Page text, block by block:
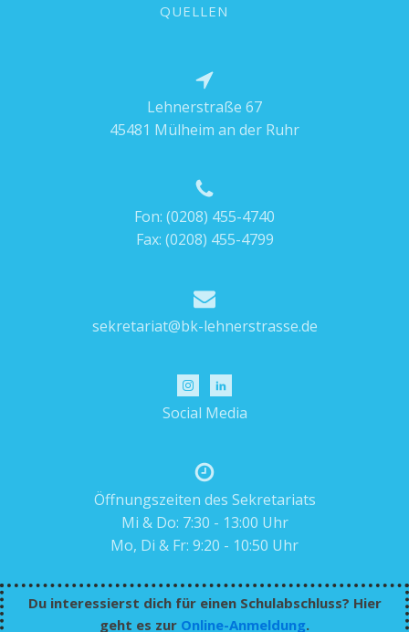
QUELLEN
Lehnerstraße 67
45481 Mülheim an der Ruhr
Fon: (0208) 455-4740
Fax: (0208) 455-4799
sekretariat@bk-lehnerstrasse.de
Social Media
Öffnungszeiten des Sekretariats
Mi & Do: 7:30 - 13:00 Uhr
Mo, Di & Fr: 9:20 - 10:50 Uhr
Du interessierst dich für einen Schulabschluss? Hier
geht es zur Online-Anmeldung.